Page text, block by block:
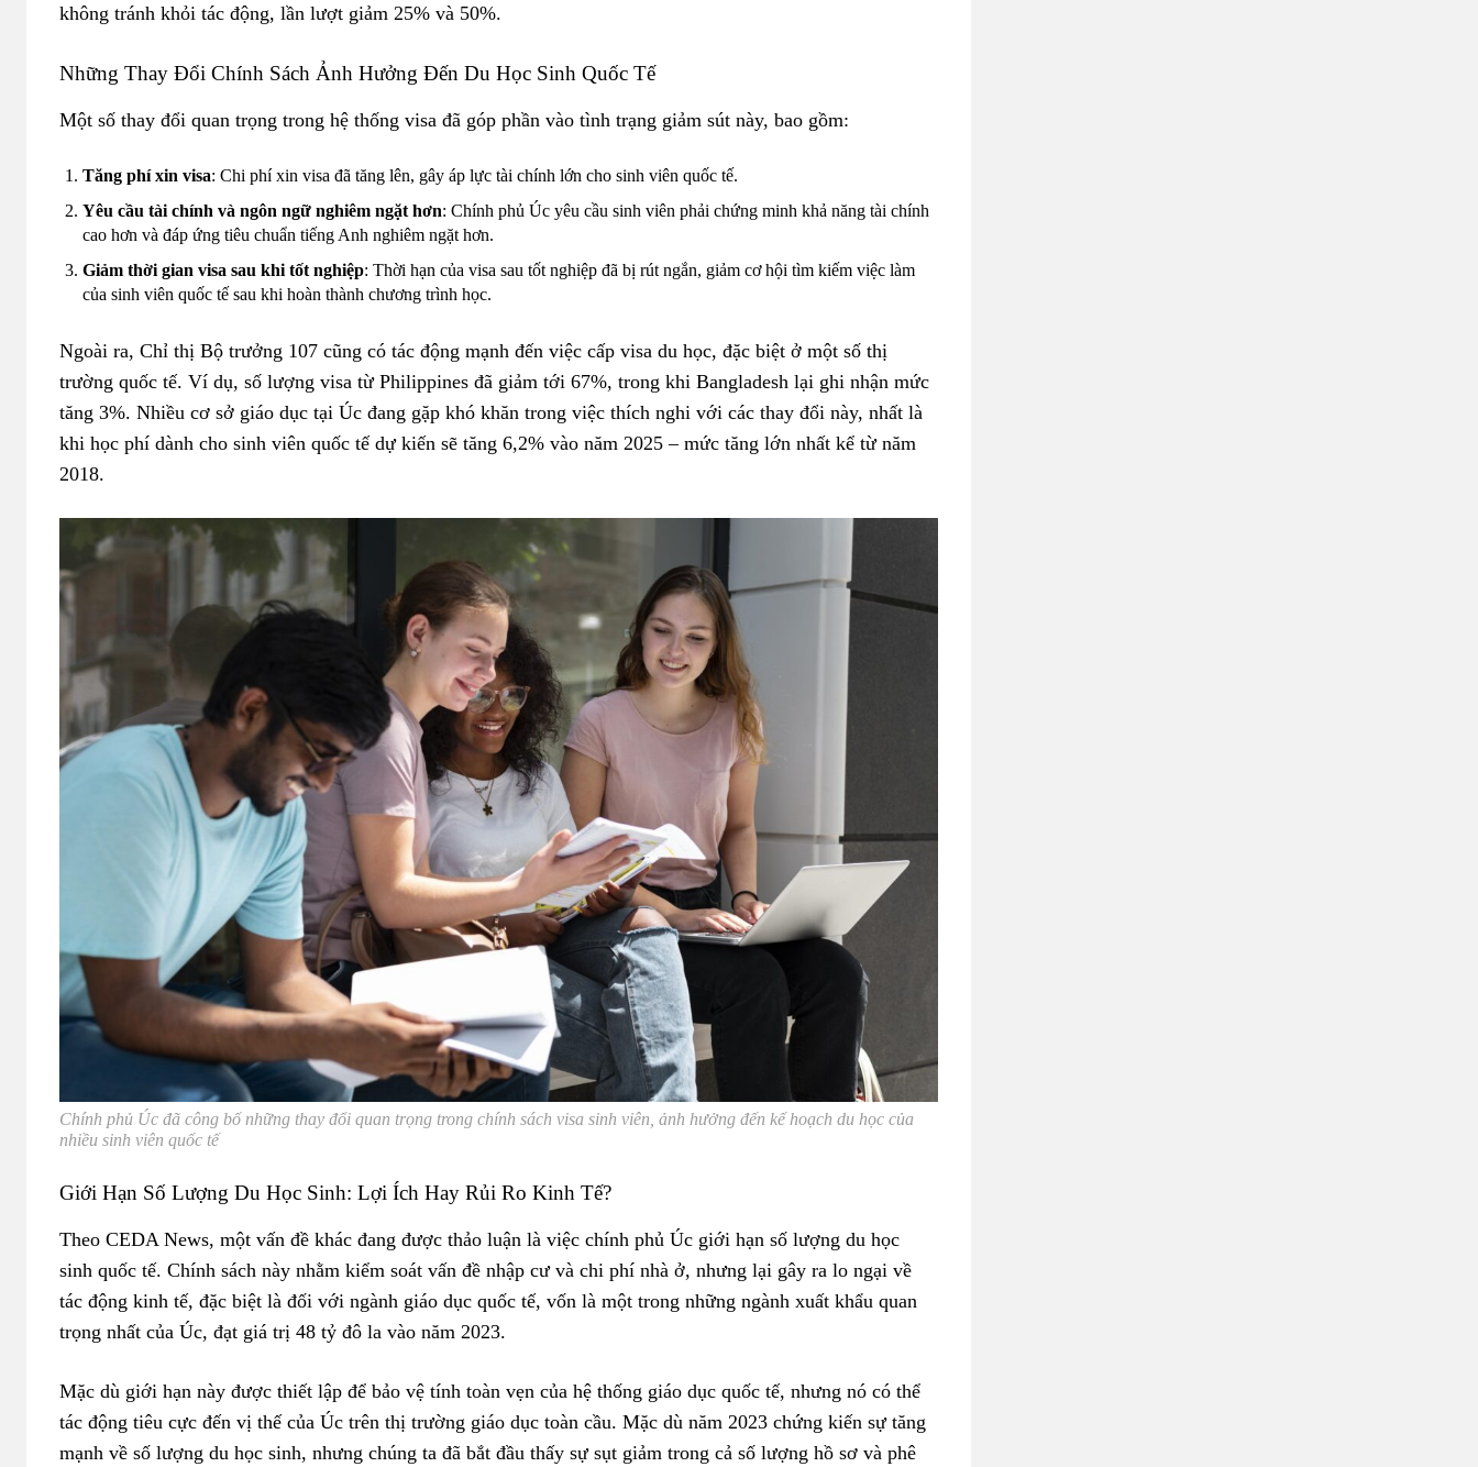
không tránh khỏi tác động, lần lượt giảm 25% và 50%.
Những Thay Đổi Chính Sách Ảnh Hưởng Đến Du Học Sinh Quốc Tế
Một số thay đổi quan trọng trong hệ thống visa đã góp phần vào tình trạng giảm sút này, bao gồm:
Tăng phí xin visa: Chi phí xin visa đã tăng lên, gây áp lực tài chính lớn cho sinh viên quốc tế.
Yêu cầu tài chính và ngôn ngữ nghiêm ngặt hơn: Chính phủ Úc yêu cầu sinh viên phải chứng minh khả năng tài chính
cao hơn và đáp ứng tiêu chuẩn tiếng Anh nghiêm ngặt hơn.
Giảm thời gian visa sau khi tốt nghiệp: Thời hạn của visa sau tốt nghiệp đã bị rút ngắn, giảm cơ hội tìm kiếm việc làm
của sinh viên quốc tế sau khi hoàn thành chương trình học.
Ngoài ra, Chỉ thị Bộ trưởng 107 cũng có tác động mạnh đến việc cấp visa du học, đặc biệt ở một số thị
trường quốc tế. Ví dụ, số lượng visa từ Philippines đã giảm tới 67%, trong khi Bangladesh lại ghi nhận mức
tăng 3%. Nhiều cơ sở giáo dục tại Úc đang gặp khó khăn trong việc thích nghi với các thay đổi này, nhất là
khi học phí dành cho sinh viên quốc tế dự kiến sẽ tăng 6,2% vào năm 2025 – mức tăng lớn nhất kể từ năm
2018.
Chính phủ Úc đã công bố những thay đổi quan trọng trong chính sách visa sinh viên, ảnh hưởng đến kế hoạch du học của
nhiều sinh viên quốc tế
Giới Hạn Số Lượng Du Học Sinh: Lợi Ích Hay Rủi Ro Kinh Tế?
Theo CEDA News, một vấn đề khác đang được thảo luận là việc chính phủ Úc giới hạn số lượng du học
sinh quốc tế. Chính sách này nhằm kiểm soát vấn đề nhập cư và chi phí nhà ở, nhưng lại gây ra lo ngại về
tác động kinh tế, đặc biệt là đối với ngành giáo dục quốc tế, vốn là một trong những ngành xuất khẩu quan
trọng nhất của Úc, đạt giá trị 48 tỷ đô la vào năm 2023.
Mặc dù giới hạn này được thiết lập để bảo vệ tính toàn vẹn của hệ thống giáo dục quốc tế, nhưng nó có thể
tác động tiêu cực đến vị thế của Úc trên thị trường giáo dục toàn cầu. Mặc dù năm 2023 chứng kiến sự tăng
mạnh về số lượng du học sinh, nhưng chúng ta đã bắt đầu thấy sự sụt giảm trong cả số lượng hồ sơ và phê